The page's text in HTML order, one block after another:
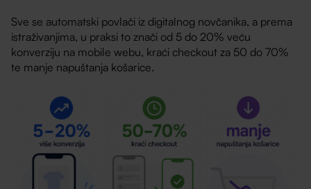
Sve se automatski povlači iz digitalnog novčanika, a prema
istraživanjima, u praksi to znači od 5 do 20% veću
konverziju na mobile webu, kraći checkout za 50 do 70%
te manje napuštanja košarice.